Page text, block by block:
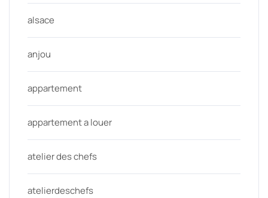
alsace
anjou
appartement
appartement a louer
atelier des chefs
atelierdeschefs